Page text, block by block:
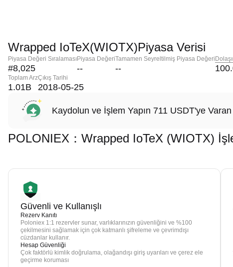
Wrapped IoTeX(WIOTX)Piyasa Verisi
Piyasa Değeri Sıralaması
#8,025
Piyasa Değeri
--
Tamamen Seyreltilmiş Piyasa Değeri
--
Toplam Arz
1.01B
Çıkış Tarihi
2018-05-25
Kaydolun ve İşlem Yapın 711 USDT'ye
POLONIEX：Wrapped IoTeX (WIOTX)
Güvenli ve Kullanışlı
Rezerv Kanıtı
Poloniex 1:1 rezervler sunar, varlıklarınızın güvenliğini ve %100
çekilmesini sağlamak için çok katmanlı şifreleme ve çevrimdışı
cüzdanlar kullanır.
Hesap Güvenliği
Çok faktörlü kimlik doğrulama, olağandışı giriş uyarıları ve çerez ele
geçirme koruması